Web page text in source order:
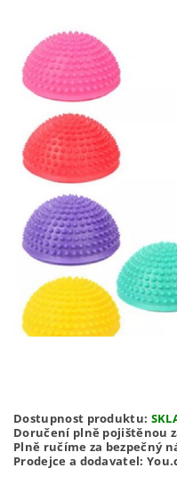
Dostupnost produktu:
Doručení plně pojištěnou
Plně ručíme za bezpečný
Prodejce a dodavatel: